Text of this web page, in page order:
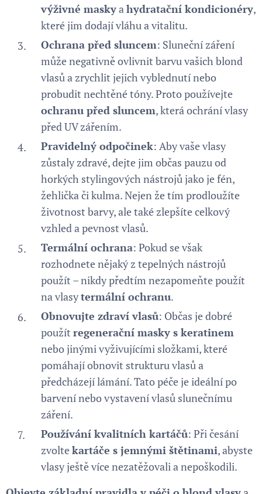
výživné maskyahydratační kondicionéry,
které jim dodají vláhu a vitalitu.
Ochrana před sluncem: Sluneční záření
může negativně ovlivnit barvu vašich blond
vlasů a zrychlit jejich vyblednutí nebo
probudit nechtěné tóny. Proto používejte
ochranu před sluncem, která ochrání vlasy
před UV zářením.
Pravidelný odpočinek: Aby vaše vlasy
zůstaly zdravé, dejte jim občas pauzu od
horkých stylingových nástrojů jako je fén,
žehlička či kulma. Nejen že tím prodloužíte
životnost barvy, ale také zlepšíte celkový
vzhled a pevnost vlasů.
Termální ochrana: Pokud se však
rozhodnete nějaký z tepelných nástrojů
použít – nikdy předtím nezapomeňte použít
na vlasytermální ochranu.
Obnovujte zdraví vlasů: Občas je dobré
použít regenerační masky s keratinem
nebo jinými vyživujícími složkami, které
pomáhají obnovit strukturu vlasů a
předcházejí lámání. Tato péče je ideální po
barvení nebo vystavení vlasů slunečnímu
záření.
Používání kvalitních kartáčů: Při česání
zvoltekartáče s jemnými štětinami, abyste
vlasy ještě více nezatěžovali a nepoškodili.